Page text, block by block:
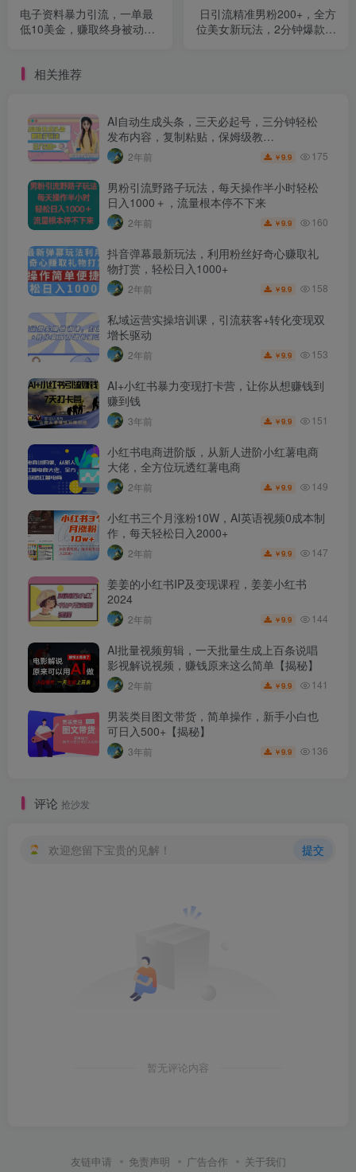
电子资料暴力引流，一单最
低10美金，赚取终身被动收
日引流精准男粉200+，全方
位美女新玩法，2分钟爆款视
相关推荐
AI自动生成头条，三天必起号，三分钟轻松
发布内容，复制粘贴，保姆级教…
2年前 ￥9.9 175
男粉引流野路子玩法，每天操作半小时轻松
日入1000＋，流量根本停不下来
2年前 ￥9.9 160
抖音弹幕最新玩法，利用粉丝好奇心赚取礼
物打赏，轻松日入1000+
2年前 ￥9.9 158
私域运营实操培训课，引流获客+转化变现双
增长驱动
2年前 ￥9.9 153
AI+小红书暴力变现打卡营，让你从想赚钱到
赚到钱
3年前 ￥9.9 151
小红书电商进阶版，从新人进阶小红薯电商
大佬，全方位玩透红薯电商
2年前 ￥9.9 149
小红书三个月涨粉10W，AI英语视频0成本制
作，每天轻松日入2000+
2年前 ￥9.9 147
姜姜的小红书IP及变现课程，姜姜小红书
2024
2年前 ￥9.9 144
AI批量视频剪辑，一天批量生成上百条说唱
影视解说视频，赚钱原来这么简单【揭秘】
2年前 ￥9.9 141
男装类目图文带货，简单操作，新手小白也
可日入500+【揭秘】
3年前 ￥9.9 136
评论 抢沙发
欢迎您留下宝贵的见解！ 提交
暂无评论内容
友链申请 免责声明 广告合作 关于我们